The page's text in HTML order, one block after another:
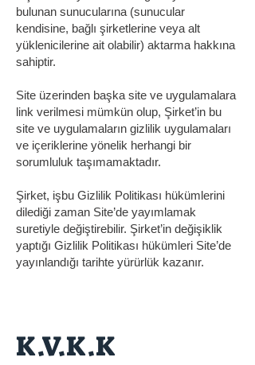
bulunan sunucularına (sunucular
kendisine, bağlı şirketlerine veya alt
yüklenicilerine ait olabilir) aktarma hakkına
sahiptir.
Site üzerinden başka site ve uygulamalara
link verilmesi mümkün olup, Şirket’in bu
site ve uygulamaların gizlilik uygulamaları
ve içeriklerine yönelik herhangi bir
sorumluluk taşımamaktadır.
Şirket, işbu Gizlilik Politikası hükümlerini
dilediği zaman Site’de yayımlamak
suretiyle değiştirebilir. Şirket’in değişiklik
yaptığı Gizlilik Politikası hükümleri Site’de
yayınlandığı tarihte yürürlük kazanır.
K.V.K.K